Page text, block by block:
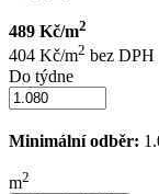
489 Kč/m2
404 Kč/m2 bez DPH
Do týdne
Minimální odběr:
m2